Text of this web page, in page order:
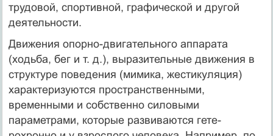
трудовой, спортивной, графической и другой
деятельности.
Движения опорно-двигательного аппарата
(ходьба, бег и т. д.), выразительные движения в
структуре поведения (мимика, жестикуляция)
характеризуются пространственными,
временными и собственно силовыми
параметрами, которые развиваются гете-